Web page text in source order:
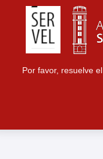
Por favor, resuelve